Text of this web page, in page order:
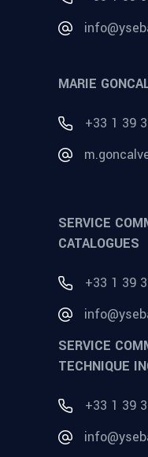
MARIE
+33 1 39
SERVICE
CATALOGUES
+33 1 39
SERVICE
TECHNIQUE
+33 1 39